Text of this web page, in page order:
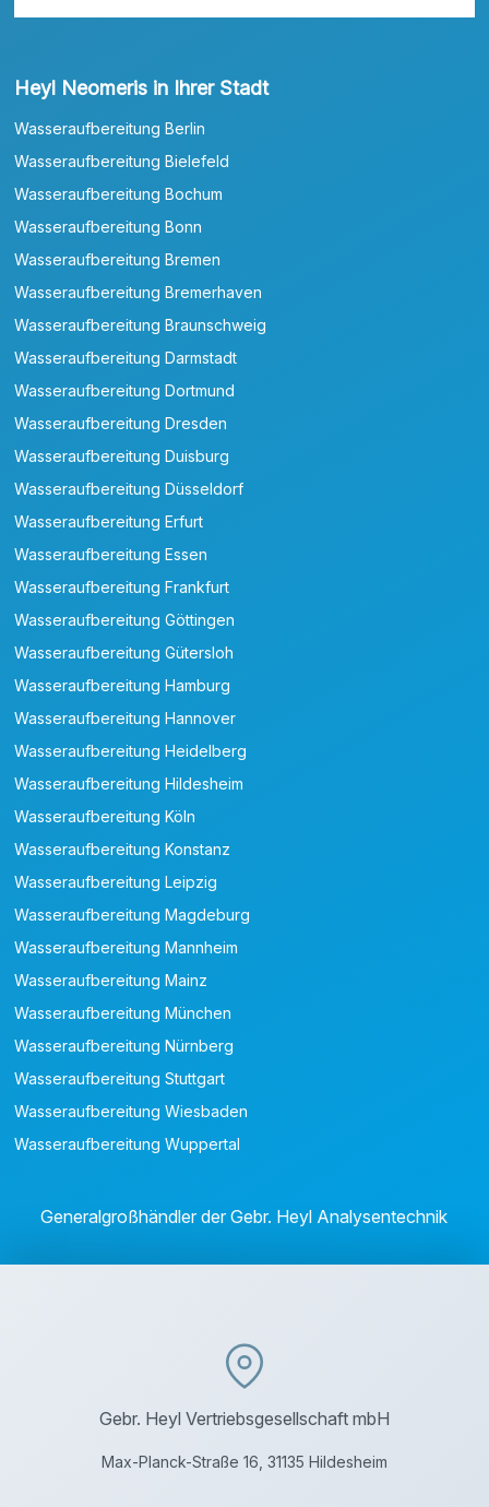
Heyl Neomeris in Ihrer Stadt
Wasseraufbereitung Berlin
Wasseraufbereitung Bielefeld
Wasseraufbereitung Bochum
Wasseraufbereitung Bonn
Wasseraufbereitung Bremen
Wasseraufbereitung Bremerhaven
Wasseraufbereitung Braunschweig
Wasseraufbereitung Darmstadt
Wasseraufbereitung Dortmund
Wasseraufbereitung Dresden
Wasseraufbereitung Duisburg
Wasseraufbereitung Düsseldorf
Wasseraufbereitung Erfurt
Wasseraufbereitung Essen
Wasseraufbereitung Frankfurt
Wasseraufbereitung Göttingen
Wasseraufbereitung Gütersloh
Wasseraufbereitung Hamburg
Wasseraufbereitung Hannover
Wasseraufbereitung Heidelberg
Wasseraufbereitung Hildesheim
Wasseraufbereitung Köln
Wasseraufbereitung Konstanz
Wasseraufbereitung Leipzig
Wasseraufbereitung Magdeburg
Wasseraufbereitung Mannheim
Wasseraufbereitung Mainz
Wasseraufbereitung München
Wasseraufbereitung Nürnberg
Wasseraufbereitung Stuttgart
Wasseraufbereitung Wiesbaden
Wasseraufbereitung Wuppertal
Generalgroßhändler der Gebr. Heyl Analysentechnik
Gebr. Heyl Vertriebsgesellschaft mbH
Max-Planck-Straße 16, 31135 Hildesheim